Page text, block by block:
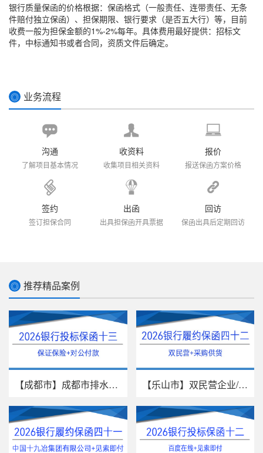
银行质量保函的价格根据： 保函格式 （一般责任、连带责任、无条
件赔付独立保函）、担保期限、银行要求（是否五大行）等，目前
收费一般为担保金额的1%-2%每年。具体费用最好提供：招标文
件，中标通知书或者合同，资质文件后确定。
◎ 业务流程
沟通
了解项目基本情况
收资料
收集项目相关资料
报价
报送保函方案价格
签约
签订担保合同
出函
出具担保函开具票据
回访
保函出具后定期回访
◎ 推荐精品案例
【成都市】成都市排水有限责任公... 【乐山市】双民营企业/采购供货/...